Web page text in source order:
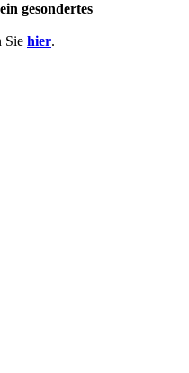
gesondertes
Sie hier.